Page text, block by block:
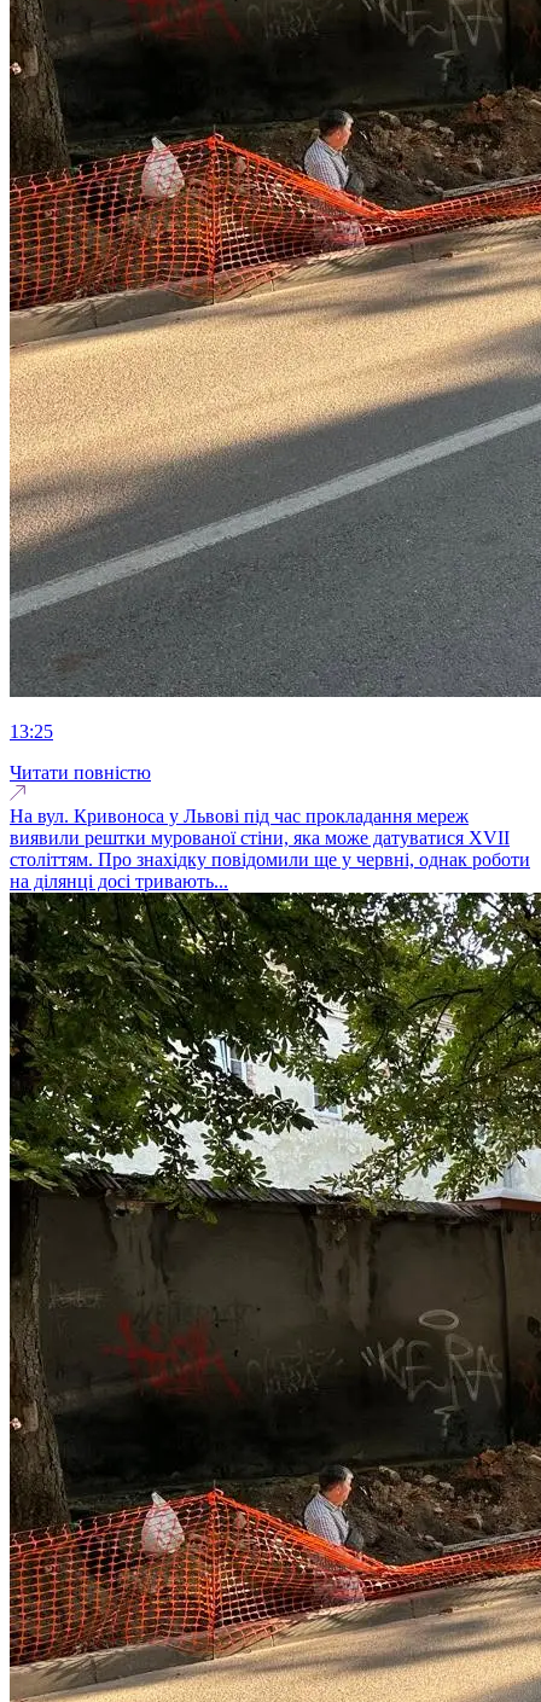
13:25
Читати повністю
На вул. Кривоноса у Львові під час прокладання мереж
виявили рештки мурованої стіни, яка може датуватися XVII
століттям. Про знахідку повідомили ще у червні, однак роботи
на ділянці досі тривають...